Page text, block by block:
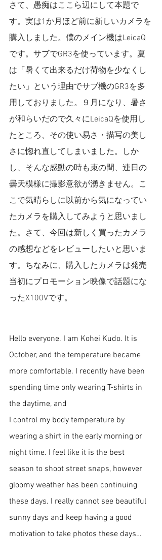
さて、愚痴はここら辺にして本題で
す。実は1か月ほど前に新しいカメラを
購入しました。僕のメイン機はLeicaQ
です。サブでGR3を使っています。夏
は「暑くて出来るだけ荷物を少なくし
たい」という理由でサブ機のGR3を多
用しておりました。９月になり、暑さ
が和らいだので久々にLeicaQを使用し
たところ、その使い易さ・描写の美し
さに惚れ直してしまいました。しか
し、そんな感動の時も束の間、連日の
曇天模様に撮影意欲が湧きません。こ
こで気晴らしに以前から気になってい
たカメラを購入してみようと思いまし
た。さて、今回は新しく買ったカメラ
の感想などをレビューしたいと思いま
す。ちなみに、購入したカメラは発売
当初にプロモーション映像で話題にな
ったX100Vです。
Hello everyone. I am Kohei Kudo. It is
October, and the temperature became
more comfortable. I recently have been
spending time only wearing T-shirts in
the daytime, and
I control my body temperature by
wearing a shirt in the early morning or
night time. I feel like it is the best
season to shoot street snaps, however
gloomy weather has been continuing
these days. I really cannot see beautiful
sunny days and keep having a good
motivation to take photos these days…